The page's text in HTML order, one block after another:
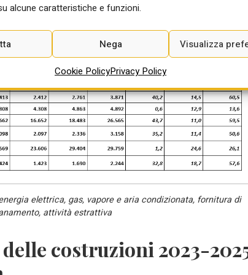
alcune caratteristiche e funzioni.
Nega Visualizza
Cookie PolicyPrivacy Policy
elettrica, gas, vapore e aria condizionata, fornitura di
attività estrattiva
costruzioni 2023-